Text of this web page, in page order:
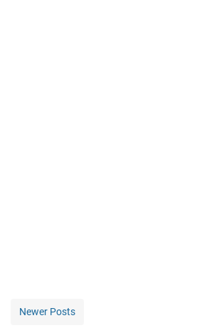
Newer Posts